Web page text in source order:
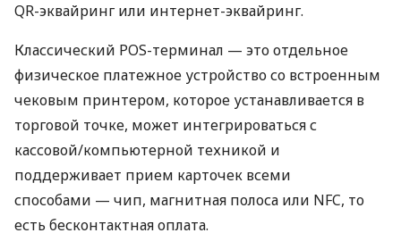
QR-эквайринг или интернет-эквайринг.
Классический POS-терминал — это отдельное
физическое платежное устройство со встроенным
чековым принтером, которое устанавливается в
торговой точке, может интегрироваться с
кассовой/компьютерной техникой и
поддерживает прием карточек всеми
способами — чип, магнитная полоса или NFC, то
есть бесконтактная оплата.